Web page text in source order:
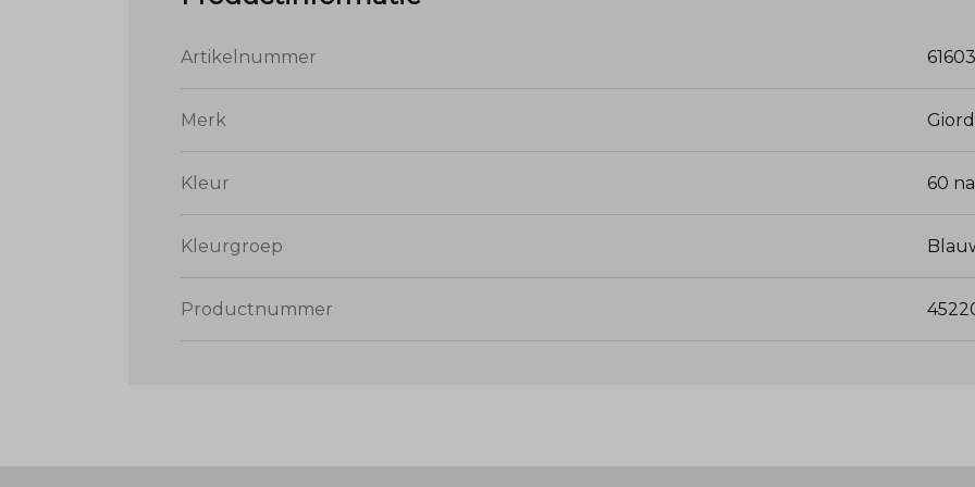
Artikelnummer
Merk
Kleur 60
Kleurgroep
Productnummer